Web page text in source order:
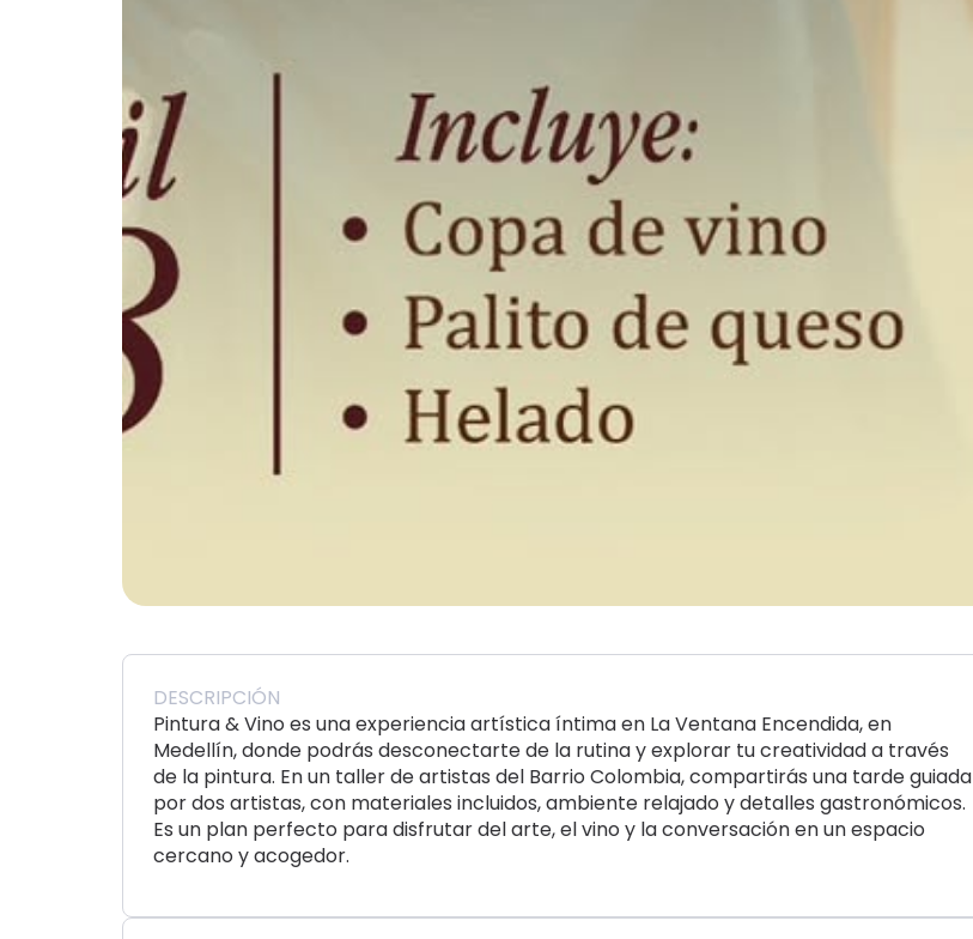
DESCRIPCIÓN
Pintura & Vino es una experiencia artística íntima en La Ventana Encendida, en
Medellín, donde podrás desconectarte de la rutina y explorar tu creatividad a través
de la pintura. En un taller de artistas del Barrio Colombia, compartirás una tarde guiada
por dos artistas, con materiales incluidos, ambiente relajado y detalles gastronómicos.
Es un plan perfecto para disfrutar del arte, el vino y la conversación en un espacio
cercano y acogedor.